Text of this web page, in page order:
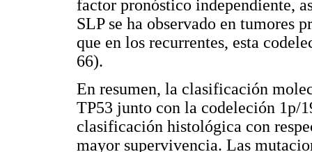
factor pronóstico independiente,
SLP se ha observado en tumores
que en los recurrentes, esta
66).
En resumen, la clasificación
TP53 junto con la codeleción 1p/
clasificación histológica con
mayor supervivencia. Las